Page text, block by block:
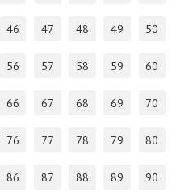
46 47 48 49 50
56 57 58 59 60
66 67 68 69 70
76 77 78 79 80
86 87 88 89 90